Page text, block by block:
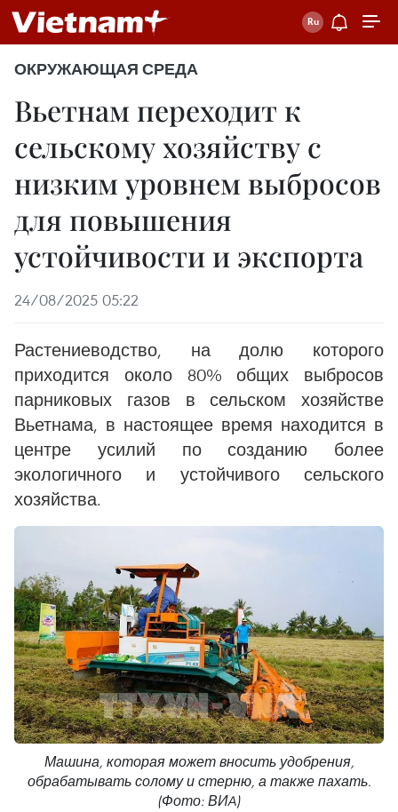
ОКРУЖАЮЩАЯ СРЕДА
Вьетнам переходит к
сельскому хозяйству с
низким уровнем выбросов
для повышения
устойчивости и экспорта
24/08/2025 05:22
Растениеводство, на долю которого
приходится около 80% общих выбросов
парниковых газов в сельском хозяйстве
Вьетнама, в настоящее время находится в
центре усилий по созданию более
экологичного и устойчивого сельского
хозяйства.
Машина, которая может вносить удобрения,
обрабатывать солому и стерню, а также пахать.
(Фото: ВИA)